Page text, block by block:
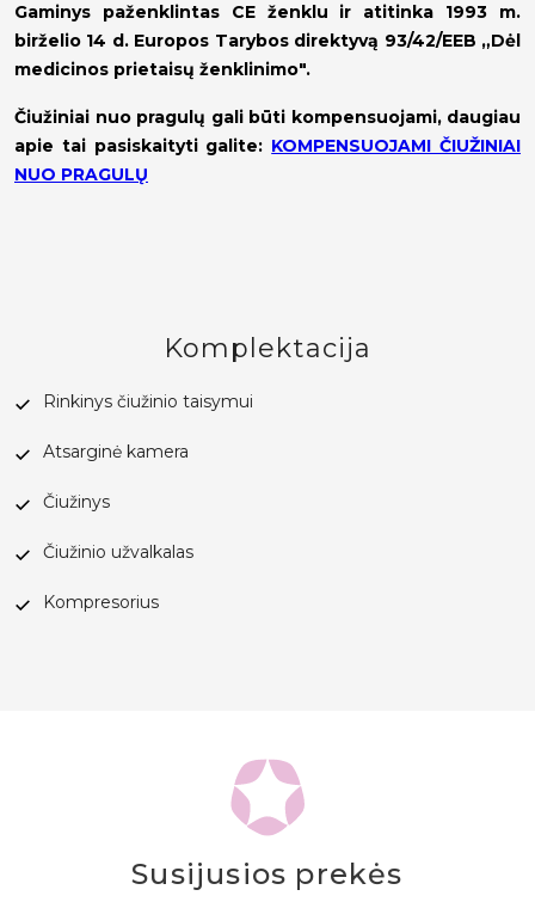
Gaminys paženklintas CE ženklu ir atitinka 1993 m.
birželio 14 d. Europos Tarybos direktyvą 93/42/EEB „Dėl
medicinos prietaisų ženklinimo".
Čiužiniai nuo pragulų gali būti kompensuojami, daugiau
apie tai pasiskaityti galite: KOMPENSUOJAMI ČIUŽINIAI
NUO PRAGULŲ
Komplektacija
Rinkinys čiužinio taisymui
Atsarginė kamera
Čiužinys
Čiužinio užvalkalas
Kompresorius
Susijusios prekės